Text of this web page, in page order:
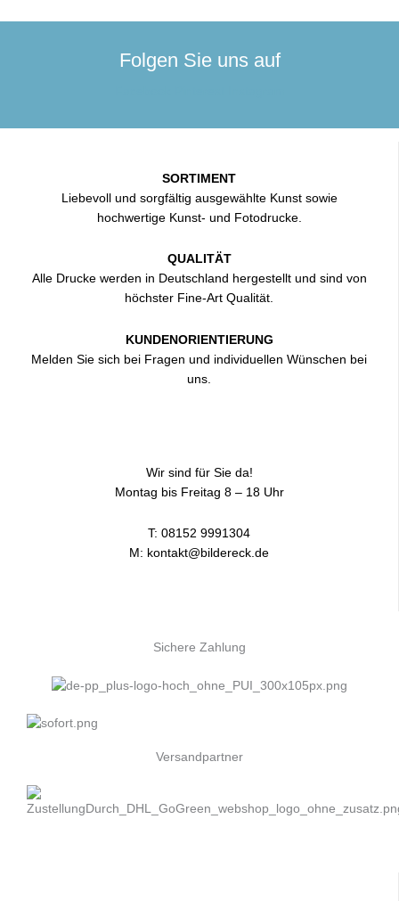
Folgen Sie uns auf
SORTIMENT
Liebevoll und sorgfältig ausgewählte Kunst sowie
hochwertige Kunst- und Fotodrucke.
QUALITÄT
Alle Drucke werden in Deutschland hergestellt und sind von
höchster Fine-Art Qualität.
KUNDENORIENTIERUNG
Melden Sie sich bei Fragen und individuellen Wünschen bei
uns.
Wir sind für Sie da!
Montag bis Freitag 8 – 18 Uhr
T: 08152 9991304
M: kontakt@bildereck.de
Sichere Zahlung
Versandpartner